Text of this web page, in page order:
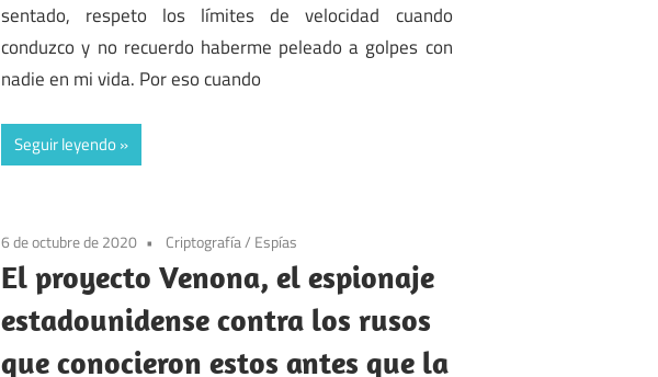
sentado, respeto los límites de velocidad cuando
conduzco y no recuerdo haberme peleado a golpes con
nadie en mi vida. Por eso cuando
Seguir leyendo
6 de octubre de 2020 Criptografía/ Espías
El proyecto Venona, el espionaje
estadounidense contra los rusos
que conocieron estos antes que la